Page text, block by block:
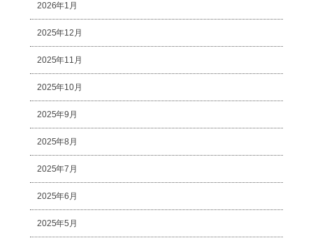
2026年1月
2025年12月
2025年11月
2025年10月
2025年9月
2025年8月
2025年7月
2025年6月
2025年5月